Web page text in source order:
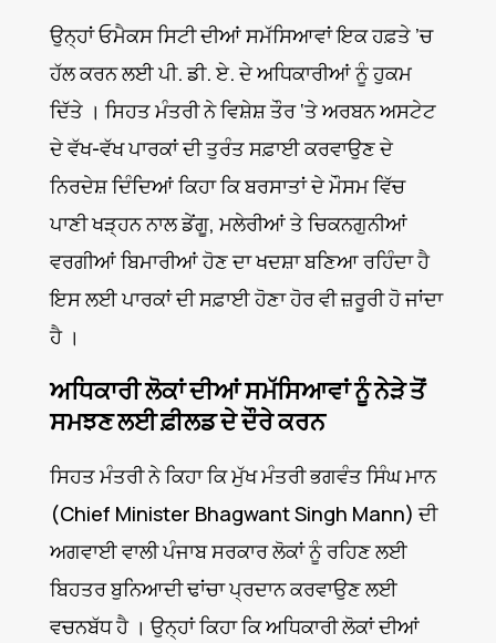
ਉਨ੍ਹਾਂ ਓਮੈਕਸ ਸਿਟੀ ਦੀਆਂ ਸਮੱਸਿਆਵਾਂ ਇਕ ਹਫ਼ਤੇ ’ਚ
ਹੱਲ ਕਰਨ ਲਈ ਪੀ. ਡੀ. ਏ. ਦੇ ਅਧਿਕਾਰੀਆਂ ਨੂੰ ਹੁਕਮ
ਦਿੱਤੇ । ਸਿਹਤ ਮੰਤਰੀ ਨੇ ਵਿਸ਼ੇਸ਼ ਤੌਰ ‘ਤੇ ਅਰਬਨ ਅਸਟੇਟ
ਦੇ ਵੱਖ-ਵੱਖ ਪਾਰਕਾਂ ਦੀ ਤੁਰੰਤ ਸਫ਼ਾਈ ਕਰਵਾਉਣ ਦੇ
ਨਿਰਦੇਸ਼ ਦਿੰਦਿਆਂ ਕਿਹਾ ਕਿ ਬਰਸਾਤਾਂ ਦੇ ਮੌਸਮ ਵਿੱਚ
ਪਾਣੀ ਖੜ੍ਹਨ ਨਾਲ ਡੇਂਗੂ, ਮਲੇਰੀਆਂ ਤੇ ਚਿਕਨਗੁਨੀਆਂ
ਵਰਗੀਆਂ ਬਿਮਾਰੀਆਂ ਹੋਣ ਦਾ ਖਦਸ਼ਾ ਬਣਿਆ ਰਹਿੰਦਾ ਹੈ
ਇਸ ਲਈ ਪਾਰਕਾਂ ਦੀ ਸਫ਼ਾਈ ਹੋਣਾ ਹੋਰ ਵੀ ਜ਼ਰੂਰੀ ਹੋ ਜਾਂਦਾ
ਹੈ ।
ਅਧਿਕਾਰੀ ਲੋਕਾਂ ਦੀਆਂ ਸਮੱਸਿਆਵਾਂ ਨੂੰ ਨੇੜੇ ਤੋਂ
ਸਮਝਣ ਲਈ ਫ਼ੀਲਡ ਦੇ ਦੌਰੇ ਕਰਨ
ਸਿਹਤ ਮੰਤਰੀ ਨੇ ਕਿਹਾ ਕਿ ਮੁੱਖ ਮੰਤਰੀ ਭਗਵੰਤ ਸਿੰਘ ਮਾਨ
(Chief Minister Bhagwant Singh Mann) ਦੀ
ਅਗਵਾਈ ਵਾਲੀ ਪੰਜਾਬ ਸਰਕਾਰ ਲੋਕਾਂ ਨੂੰ ਰਹਿਣ ਲਈ
ਬਿਹਤਰ ਬੁਨਿਆਦੀ ਢਾਂਚਾ ਪ੍ਰਦਾਨ ਕਰਵਾਉਣ ਲਈ
ਵਚਨਬੱਧ ਹੈ । ਉਨ੍ਹਾਂ ਕਿਹਾ ਕਿ ਅਧਿਕਾਰੀ ਲੋਕਾਂ ਦੀਆਂ